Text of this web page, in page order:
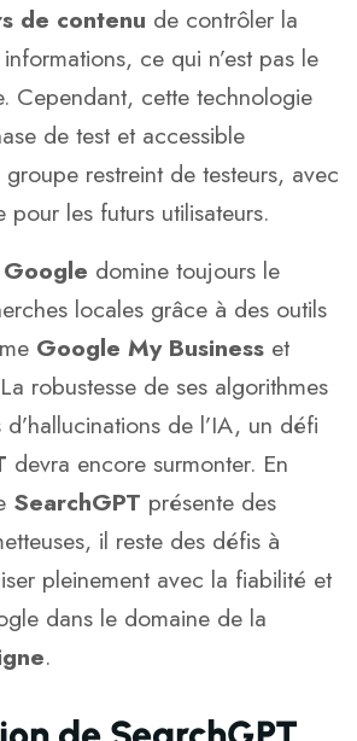
de contenu de contrôler la
ce qui n’est pas le
Cependant, cette technologie
de test et accessible
restreint de testeurs, avec
pour les futurs utilisateurs.
Google domine toujours le
locales grâce à des outils
Google My Business et
robustesse de ses algorithmes
de l’IA, un défi
devra encore surmonter. En
SearchGPT présente des
il reste des défis à
pleinement avec la fiabilité et
dans le domaine de la
.